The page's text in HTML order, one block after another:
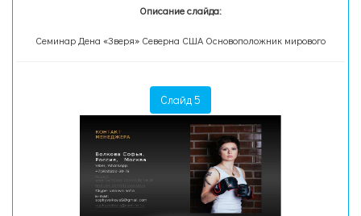
Описание слайда:
Семинар Дена «Зверя» Северна США Основоположник мирового
Слайд 5